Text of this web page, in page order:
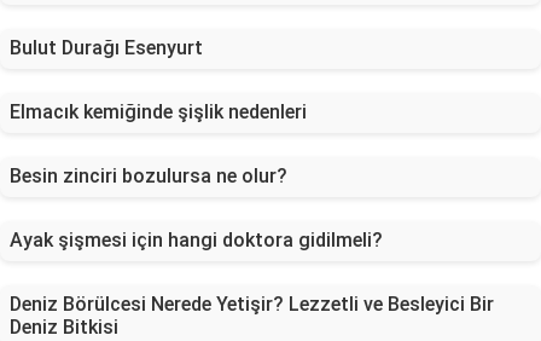
Bulut Durağı Esenyurt
Elmacık kemiğinde şişlik nedenleri
Besin zinciri bozulursa ne olur?
Ayak şişmesi için hangi doktora gidilmeli?
Deniz Börülcesi Nerede Yetişir? Lezzetli ve Besleyici Bir
Deniz Bitkisi